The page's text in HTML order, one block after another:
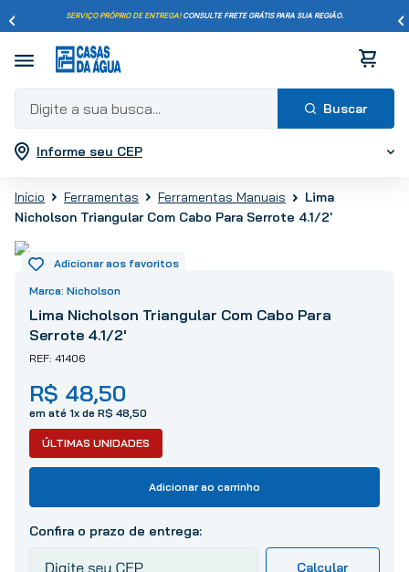
SERVIÇO PRÓPRIO DE ENTREGA!CONSULTE FRETE GRÁTIS PARA SUA REGIÃO.
Digite a sua busca...
Informe seu CEP
Ferramentas Ferramentas Manuais
Lima
Nicholson Triangular Com Cabo Para Serrote 4.1/2'
Nicholson
Lima Nicholson Triangular Com Cabo Para
Serrote 4.1/2'
41406
R$ 48,50
em até 1x de R$ 48 50
ÚLTIMAS UNIDADES
Adicionar ao carrinho
Termos mais buscados
º
porcelanato
4
º
revestimento
5º
vaso sanitário
6º
torneira
7º
chuveiro
8º
cimento
9º
telha
10º tinta